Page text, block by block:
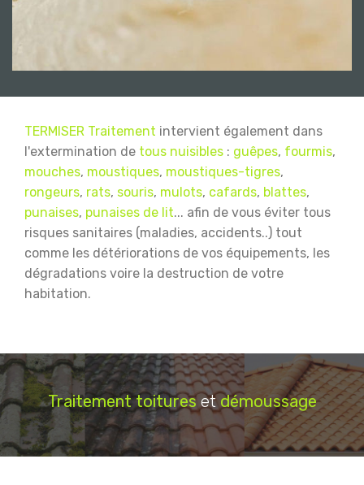
TERMISER Traitement intervient également dans
l'extermination de tous nuisibles : guêpes, fourmis,
mouches, moustiques, moustiques-tigres,
rongeurs, rats, souris, mulots, cafards, blattes,
punaises, punaises de lit... afin de vous éviter tous
risques sanitaires (maladies, accidents..) tout
comme les détériorations de vos équipements, les
dégradations voire la destruction de votre
habitation.
Traitement toitureset démoussage